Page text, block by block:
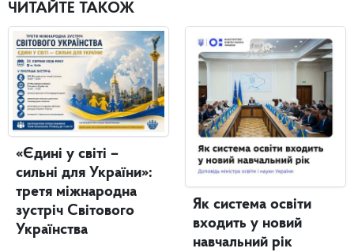
ЧИТАЙТЕ ТАКОЖ
«Єдині у світі –
сильні для України»:
третя міжнародна
зустріч Світового
Українства
Як система освіти
входить у новий
навчальний рік